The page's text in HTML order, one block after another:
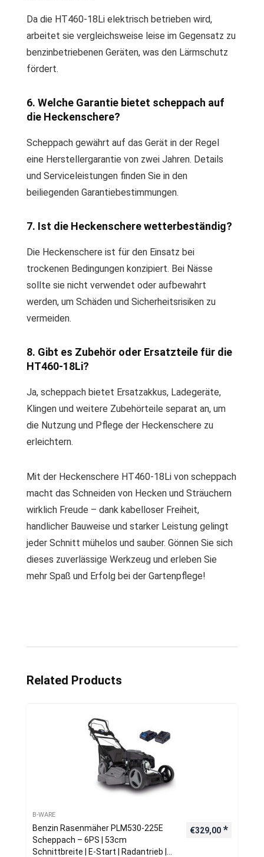
Da die HT460-18Li elektrisch betrieben wird,
arbeitet sie vergleichsweise leise im Gegensatz zu
benzinbetriebenen Geräten, was den Lärmschutz
fördert.
6. Welche Garantie bietet scheppach auf
die Heckenschere?
Scheppach gewährt auf das Gerät in der Regel
eine Herstellergarantie von zwei Jahren. Details
und Serviceleistungen finden Sie in den
beiliegenden Garantiebestimmungen.
7. Ist die Heckenschere wetterbeständig?
Die Heckenschere ist für den Einsatz bei
trockenen Bedingungen konzipiert. Bei Nässe
sollte sie nicht verwendet oder aufbewahrt
werden, um Schäden und Sicherheitsrisiken zu
vermeiden.
8. Gibt es Zubehör oder Ersatzteile für die
HT460-18Li?
Ja, scheppach bietet Ersatzakkus, Ladegeräte,
Klingen und weitere Zubehörteile separat an, um
die Nutzung und Pflege der Heckenschere zu
erleichtern.
Mit der Heckenschere HT460-18Li von scheppach
macht das Schneiden von Hecken und Sträuchern
wirklich Freude – dank kabelloser Freiheit,
handlicher Bauweise und starker Leistung gelingt
jeder Schnitt mühelos und sauber. Gönnen Sie sich
dieses zuverlässige Werkzeug und erleben Sie
mehr Spaß und Erfolg bei der Gartenpflege!
Related Products
B-WARE
Benzin Rasenmäher PLM530-225E
Scheppach – 6PS | 53cm
Schnittbreite | E-Start | Radantrieb |
€329,00